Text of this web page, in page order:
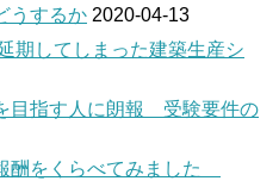
うするか 2020-04-13
期してしまった建築生産シ
目指す人に朗報 受験要件の
酬をくらべてみました